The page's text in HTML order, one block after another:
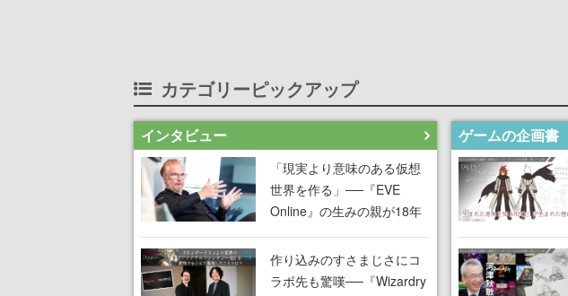
カテゴリーピックアップ
インタビュー
「現実より意味のある仮想
世界を作る」──『EVE
Online』の生みの親が18年
言”は、比喩ではなく本気だ
った
作り込みのすさまじさにコ
ラボ先も驚嘆──『Wizardry
ゲームの企画書